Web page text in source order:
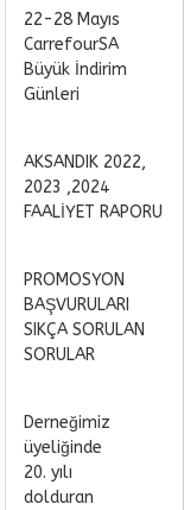
22-28 Mayıs
CarrefourSA
Büyük İndirim
Günleri
AKSANDIK 2022,
2023 ,2024
FAALİYET RAPORU
PROMOSYON
BAŞVURULARI
SIKÇA SORULAN
SORULAR
Derneğimiz
üyeliğinde
20. yılı
dolduran